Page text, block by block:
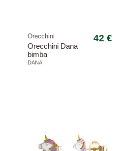
Orecchini
Orecchini Dana
bimba
ORBFC22OGSR
DANA
42 €